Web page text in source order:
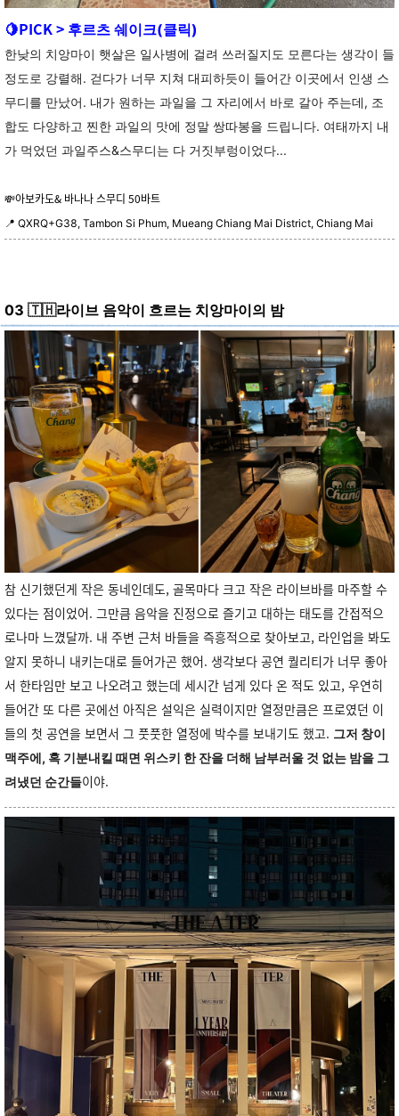
🍋PICK > 후르츠 쉐이크(클릭)
한낮의 치앙마이 햇살은 일사병에 걸려 쓰러질지도 모른다는 생각이 들
정도로 강렬해. 걷다가 너무 지쳐 대피하듯이 들어간 이곳에서 인생 스
무디를 만났어. 내가 원하는 과일을 그 자리에서 바로 갈아 주는데, 조
합도 다양하고 찐한 과일의 맛에 정말 쌍따봉을 드립니다. 여태까지 내
가 먹었던 과일주스&스무디는 다 거짓부렁이었다...
💸아보카도& 바나나 스무디 50바트
📍 QXRQ+G38, Tambon Si Phum, Mueang Chiang Mai District, Chiang Mai
03 🇹🇭라이브 음악이 흐르는 치앙마이의 밤
참 신기했던게 작은 동네인데도, 골목마다 크고 작은 라이브바를 마주할 수
있다는 점이었어. 그만큼 음악을 진정으로 즐기고 대하는 태도를 간접적으
로나마 느꼈달까. 내 주변 근처 바들을 즉흥적으로 찾아보고, 라인업을 봐도
알지 못하니 내키는대로 들어가곤 했어. 생각보다 공연 퀄리티가 너무 좋아
서 한타임만 보고 나오려고 했는데 세시간 넘게 있다 온 적도 있고, 우연히
들어간 또 다른 곳에선 아직은 설익은 실력이지만 열정만큼은 프로였던 이
들의 첫 공연을 보면서 그 풋풋한 열정에 박수를 보내기도 했고. 그저 창이
맥주에, 혹 기분내킬 때면 위스키 한 잔을 더해 남부러울 것 없는 밤을 그
려냈던 순간들이야.